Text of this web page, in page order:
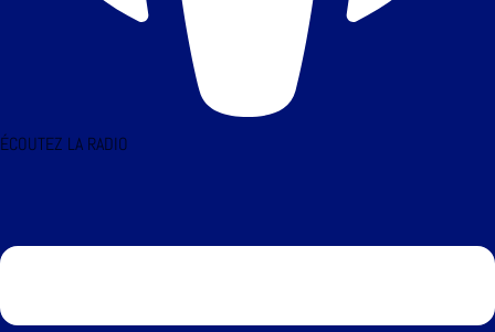
ÉCOUTEZ LA RADIO